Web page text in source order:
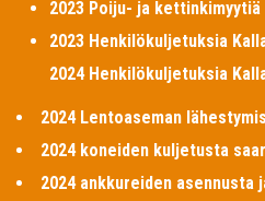
2023 Poiju- ja
2023 Henkilökuljetuksia
2024 Henkilökuljetuksia
2024 Lentoaseman
2024 koneiden kuljetusta
2024 ankkureiden asennusta